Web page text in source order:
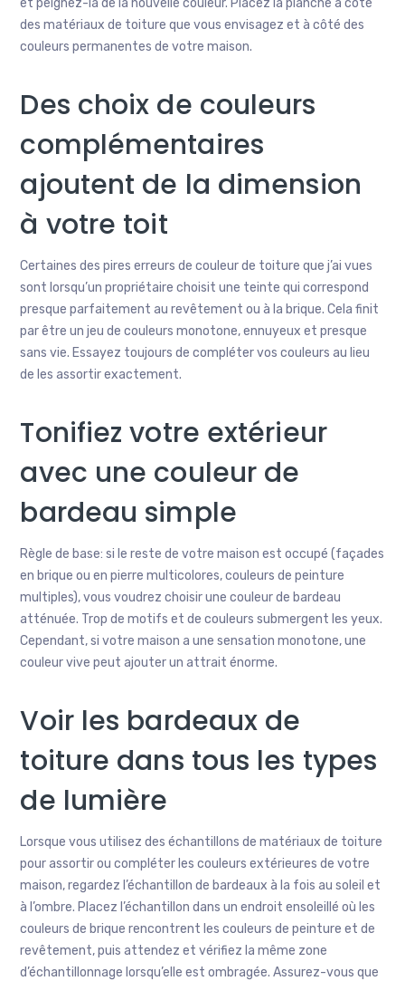
des matériaux de toiture que vous envisagez et à côté des
couleurs permanentes de votre maison.
Des choix de couleurs
complémentaires
ajoutent de la dimension
à votre toit
Certaines des pires erreurs de couleur de toiture que j’ai vues
sont lorsqu’un propriétaire choisit une teinte qui correspond
presque parfaitement au revêtement ou à la brique. Cela finit
par être un jeu de couleurs monotone, ennuyeux et presque
sans vie. Essayez toujours de compléter vos couleurs au lieu
de les assortir exactement.
Tonifiez votre extérieur
avec une couleur de
bardeau simple
Règle de base: si le reste de votre maison est occupé (façades
en brique ou en pierre multicolores, couleurs de peinture
multiples), vous voudrez choisir une couleur de bardeau
atténuée. Trop de motifs et de couleurs submergent les yeux.
Cependant, si votre maison a une sensation monotone, une
couleur vive peut ajouter un attrait énorme.
Voir les bardeaux de
toiture dans tous les types
de lumière
Lorsque vous utilisez des échantillons de matériaux de toiture
pour assortir ou compléter les couleurs extérieures de votre
maison, regardez l’échantillon de bardeaux à la fois au soleil et
à l’ombre. Placez l’échantillon dans un endroit ensoleillé où les
couleurs de brique rencontrent les couleurs de peinture et de
revêtement, puis attendez et vérifiez la même zone
d’échantillonnage lorsqu’elle est ombragée. Assurez-vous que